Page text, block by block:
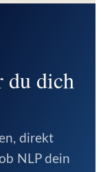
du dich
direkt
NLP dein